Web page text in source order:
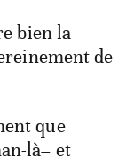
bien la
de
que
là– et